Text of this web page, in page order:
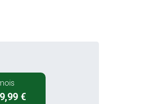
9,99 €